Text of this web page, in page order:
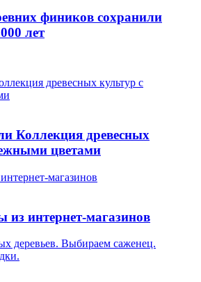
фиников сохранили
лет
древесных культур с
Коллекция древесных
цветами
магазинов
из интернет-магазинов
деревьев. Выбираем саженец.